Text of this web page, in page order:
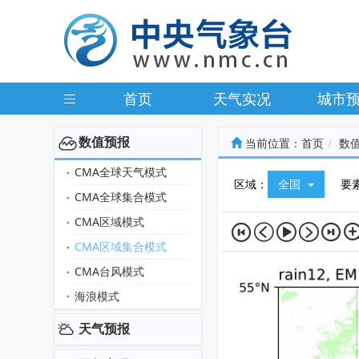
首页 天气实况 城市
数值预报
CMA全球天气模式
CMA全球集合模式
CMA区域模式
CMA区域集合模式
CMA台风模式
海浪模式
天气预报
当前位置： 首页 数
区域： 全国 要